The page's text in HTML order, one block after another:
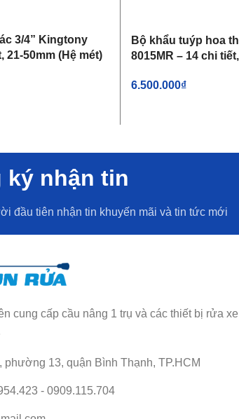
3/4” Kingtony
21-50mm (Hệ mét)
Bộ khẩu tuýp hoa
8015MR – 14 chi
6.500.000₫
ký nhận tin
đầu tiên nhận tin khuyến mãi và tin tức mới
cung cấp cầu nâng 1 trụ và các thiết bị rửa
phường 13, quận Bình Thạnh, TP.HCM
- 0909.115.704